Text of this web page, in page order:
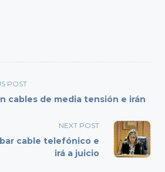
POST
cables de media tensión e irán
NEXT POST
cable telefónico e
irá a juicio